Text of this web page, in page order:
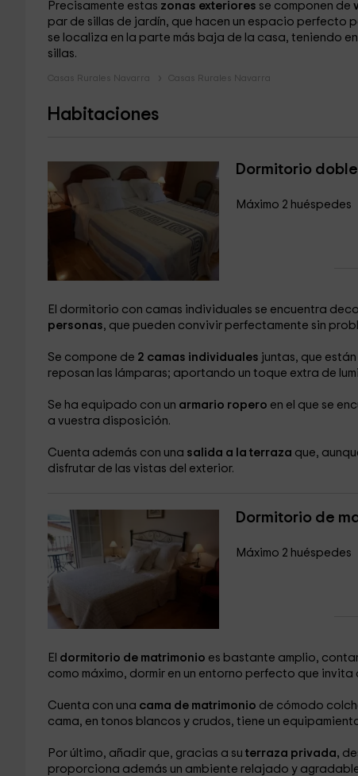
Precisamente estas zonas exteriores se componen de
par de sillas de jardín, que hacen un espacio perfecto
se localiza en la parte más baja de la casa, teniendo
sillas.
Casas Rurales Navarra Casas Rurales Navarra
Habitaciones
Dormitorio doble
Máximo 2 huéspedes
El dormitorio con camas individuales se encuentra
personas, que pueden convivir perfectamente sin
Se compone de 2 camas individuales juntas, que
reposan las lámparas; aportando un toque extra de
Se ha equipado con un armario ropero en el que se
a vuestra disposición.
Cuenta además con una salida a la terraza que,
disfrutar de las vistas del exterior.
Dormitorio de
Máximo 2 huéspedes
El dormitorio de matrimonio es bastante amplio,
como máximo, dormir en un entorno perfecto que invita
Cuenta con una cama de matrimonio de cómodo
cama, en tonos blancos y crudos, tiene un
Por último, añadir que, gracias a su terraza privada,
proporciona además un ambiente relajado y